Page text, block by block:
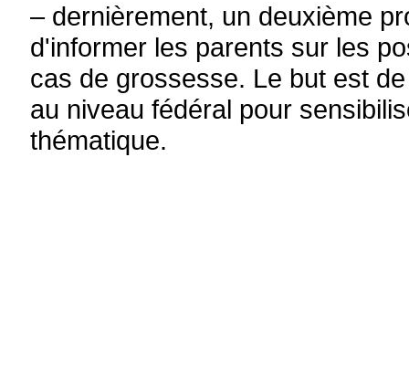
– dernièrement, un deuxième
d'informer les parents sur les
cas de grossesse. Le but est
au niveau fédéral pour
thématique.